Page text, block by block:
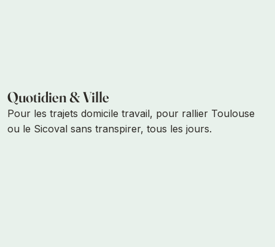
Quotidien & Ville
Pour les trajets domicile travail, pour rallier Toulouse
ou le Sicoval sans transpirer, tous les jours.